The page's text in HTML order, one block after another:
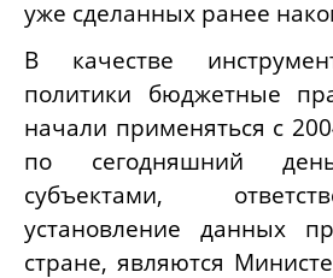
уже сделанных ранее
В качестве
политики бюджетные
начали применяться с
по сегодняшний
субъектами,
установление данных
стране, являются